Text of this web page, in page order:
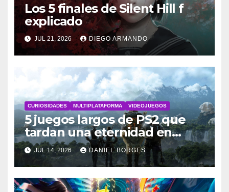
Los 5 finales de Silent Hill f
explicado
JUL 21, 2026 DIEGO ARMANDO
CURIOSIDADES MULTIPLATAFORMA VIDEOJUEGOS
5 juegos largos de PS2 que
tardan una eternidad en
completarse
JUL 14, 2026 DANIEL BORGES